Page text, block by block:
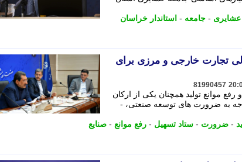
عشایری - جامعه - استاندار خراسان
تجارت خارجی و مرزی برای
81990457
موانع تولید همچنان یکی از ارکان
به ضرورت های توسعه صنعتی، -
- ضرورت - ستاد تسهیل - رفع موانع - صنایع